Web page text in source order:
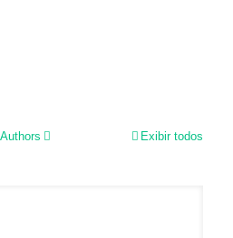
Authors Exibir todos